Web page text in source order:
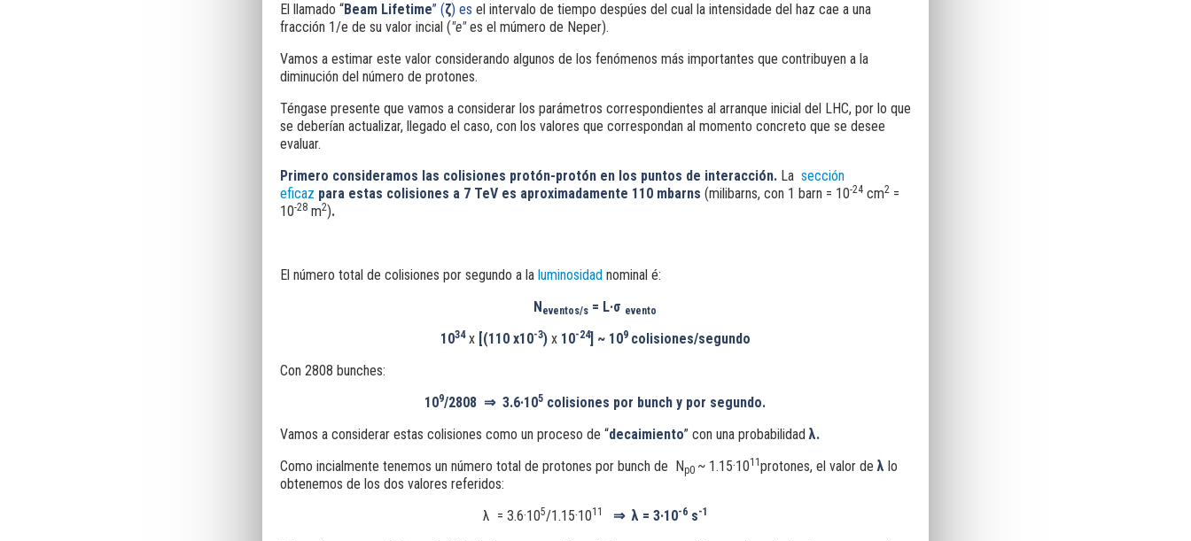
El llamado “Beam Lifetime” (ζ) es el intervalo de tiempo despúes del cual la intensidade del haz cae a una
fracción 1/e de su valor incial ("e"es el múmero de Neper).
Vamos a estimar este valor considerando algunos de los fenómenos más importantes que contribuyen a la
diminución del número de protones.
Téngase presente que vamos a considerar los parámetros correspondientes al arranque inicial del LHC, por lo que
se deberían actualizar, llegado el caso, con los valores que correspondan al momento concreto que se desee
evaluar.
Primero consideramos las colisiones protón-protón en los puntos de interacción. La sección
eficaz para estas colisiones a 7 TeV es aproximadamente 110 mbarns (milibarns, con 1 barn = 10-24cm2=
10-28m2).
El número total de colisiones por segundo a la luminosidadnominal é:
Neventos/s = L·σ evento
1034 x[(110 x10-3) x 10-24] ~ 109 colisiones/segundo
Con 2808 bunches:
109/2808 ⇒ 3.6·105 colisiones por bunch y por segundo.
Vamos a considerar estas colisiones como un proceso de “decaimiento” con una probabilidadλ.
Como incialmente tenemos un número total de protones por bunch de Np0 ~ 1.15·1011protones, el valor deλ lo
obtenemos de los dos valores referidos:
λ = 3.6·105/1.15·1011 ⇒ λ = 3·10-6s-1